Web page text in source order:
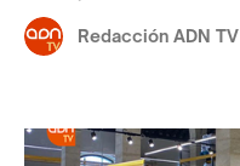
Redacción ADN TV